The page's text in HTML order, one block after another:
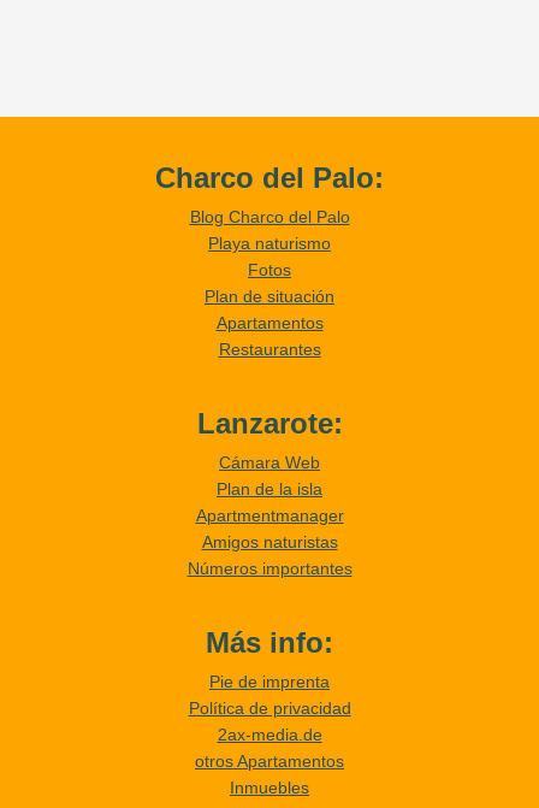
Charco del Palo:
Blog Charco del Palo
Playa naturismo
Fotos
Plan de situación
Apartamentos
Restaurantes
Lanzarote:
Cámara Web
Plan de la isla
Apartmentmanager
Amigos naturistas
Números importantes
Más info:
Pie de imprenta
Política de privacidad
2ax-media.de
otros Apartamentos
Inmuebles